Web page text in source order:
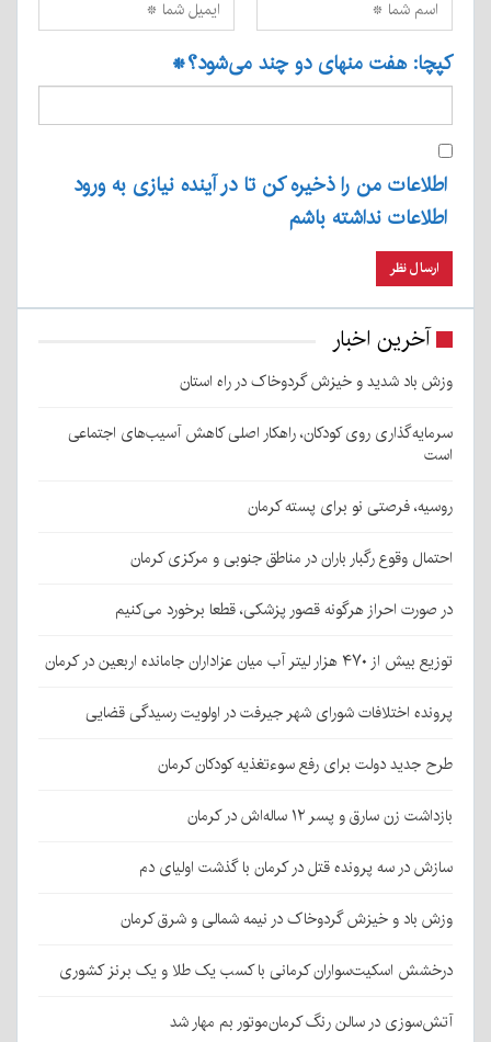
کپچا: هفت منهای دو چند می‌شود؟*
اطلاعات من را ذخیره کن تا در آینده نیازی به ورود
اطلاعات نداشته باشم
آخرین اخبار
وزش باد شدید و خیزش گردوخاک در راه استان
سرمایه‌گذاری روی کودکان، راهکار اصلی کاهش آسیب‌های اجتماعی
است
روسیه، فرصتی نو برای پسته کرمان
احتمال وقوع رگبار باران در مناطق جنوبی و مرکزی کرمان
در صورت احراز هرگونه قصور پزشکی، قطعا برخورد می‌کنیم
توزیع بیش از ۴۷۰ هزار لیتر آب میان عزاداران جامانده اربعین در کرمان
پرونده اختلافات شورای شهر جیرفت در اولویت رسیدگی قضایی
طرح جدید دولت برای رفع سوءتغذیه کودکان کرمان
بازداشت زن سارق و پسر ۱۲ ساله‌اش در کرمان
سازش در سه پرونده قتل در کرمان با گذشت اولیای دم
وزش باد و خیزش گردوخاک در نیمه شمالی و شرق کرمان
درخشش اسکیت‌سواران کرمانی با کسب یک طلا و یک برنز کشوری
آتش‌سوزی در سالن رنگ کرمان‌موتور بم مهار شد